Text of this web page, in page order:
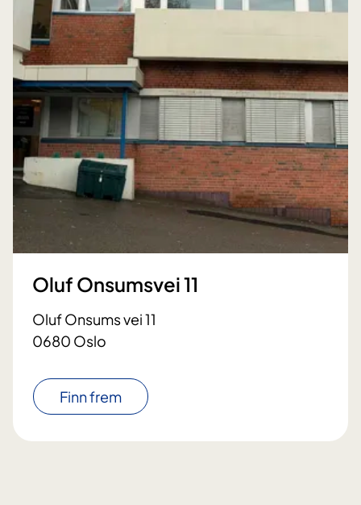
Oluf Onsumsvei 11
Oluf Onsums vei 11
0680 Oslo
Finn frem